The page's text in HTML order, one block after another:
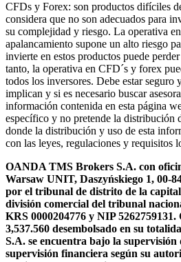
CFDs y Forex: son productos difíciles
considera que no son adecuados para
su complejidad y riesgo. La operativa
apalancamiento supone un alto riesgo
invierte en estos productos puede
tanto, la operativa en CFD´s y forex
todos los inversores. Debe estar seguro
implican y si es necesario buscar
información contenida en esta página
específico y no pretende la distribución
donde la distribución y uso de esta
con las leyes, regulaciones y requisitos
OANDA TMS Brokers S.A. con
Warsaw UNIT, Daszyńskiego 1, 00-
por el tribunal de distrito de la
división comercial del tribunal
KRS 0000204776 y NIP
3,537.560 desembolsado en su
S.A. se encuentra bajo la
supervisión financiera según su